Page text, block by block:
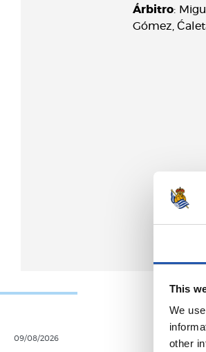
This
We
other
Árbitro:
Gómez,
09/08/2026